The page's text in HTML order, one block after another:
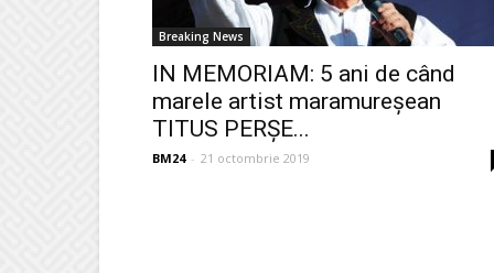
Breaking News
IN MEMORIAM: 5 ani de când
marele artist maramureșean
TITUS PERȘE...
BM24 - 21 octombrie 2019